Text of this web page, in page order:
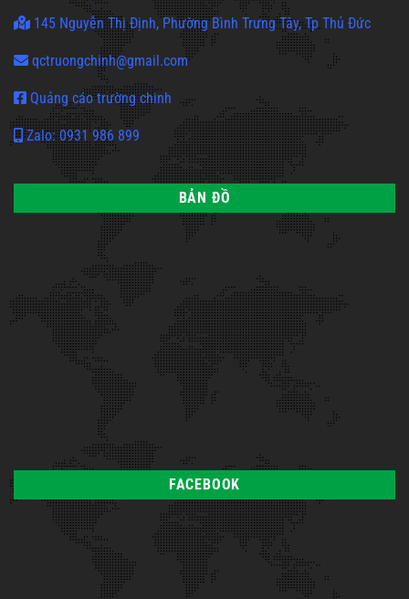
145 Nguyễn Thị Định, Phường Bình Trưng Tây, Tp Thủ Đức
qctruongchinh@gmail.com
Quảng cáo trường chinh
Zalo: 0931 986 899
BẢN ĐỒ
FACEBOOK